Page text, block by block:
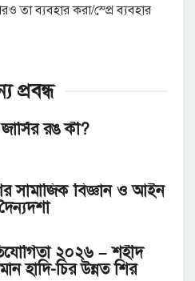
তা ব্যবহার করা/স্প্রে ব্যবহার
প্রবন্ধ
রঙ কী?
সামাজিক বিজ্ঞান ও আইন
২০২৬ – শহীদ
হাদি-চির উন্নত শির